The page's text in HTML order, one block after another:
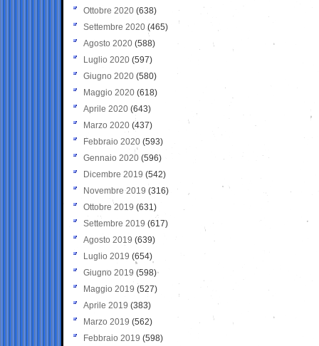
Ottobre 2020 (638)
Settembre 2020(465)
Agosto 2020 (588)
Luglio 2020 (597)
Giugno 2020 (580)
Maggio 2020 (618)
Aprile 2020 (643)
Marzo 2020 (437)
Febbraio 2020 (593)
Gennaio 2020 (596)
Dicembre 2019 (542)
Novembre 2019 (316)
Ottobre 2019 (631)
Settembre 2019 (617)
Agosto 2019 (639)
Luglio 2019 (654)
Giugno 2019 (598)
Maggio 2019 (527)
Aprile 2019 (383)
Marzo 2019 (562)
Febbraio 2019 (598)